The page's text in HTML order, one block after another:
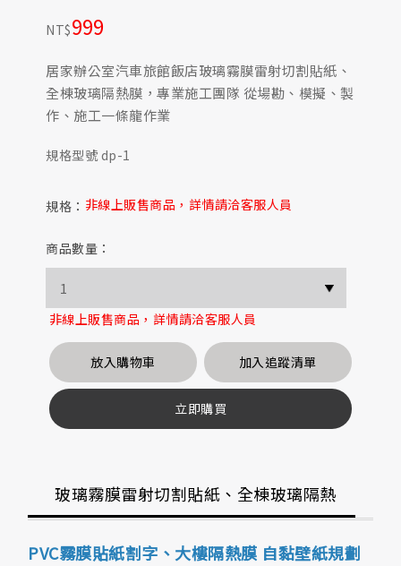
NT$999
居家辦公室汽車旅館飯店玻璃霧膜雷射切割貼紙、
全棟玻璃隔熱膜，專業施工團隊 從場勘、模擬、製
作、施工一條龍作業
規格型號 dp-1
規格： 非線上販售商品，詳情請洽客服人員
商品數量：
非線上販售商品，詳情請洽客服人員
放入購物車 加入追蹤清單
立即購買
玻璃霧膜雷射切割貼紙、全棟玻璃隔熱
膜
PVC霧膜貼紙割字、大樓隔熱膜 自黏壁紙規劃